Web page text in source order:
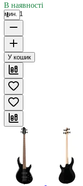
В наявності
мин. 1
У кошик